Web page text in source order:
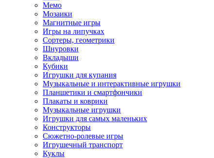
Мемо
Мозаики
Магнитные игры
Игры на липучках
Сортеры, геометрики
Шнуровки
Вкладыши
Кубики
Игрушки для купания
Музыкальные и интерактивные игрушки
Планшетики и смартфончики
Плакаты и коврики
Музыкальные игрушки
Игрушки для самых маленьких
Конструкторы
Сюжетно-ролевые игры
Игрушечный транспорт
Куклы